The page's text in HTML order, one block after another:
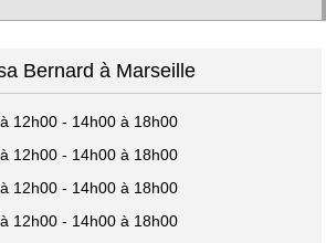
Bernard à Marseille
12h00 - 14h00 à 18h00
12h00 - 14h00 à 18h00
12h00 - 14h00 à 18h00
12h00 - 14h00 à 18h00